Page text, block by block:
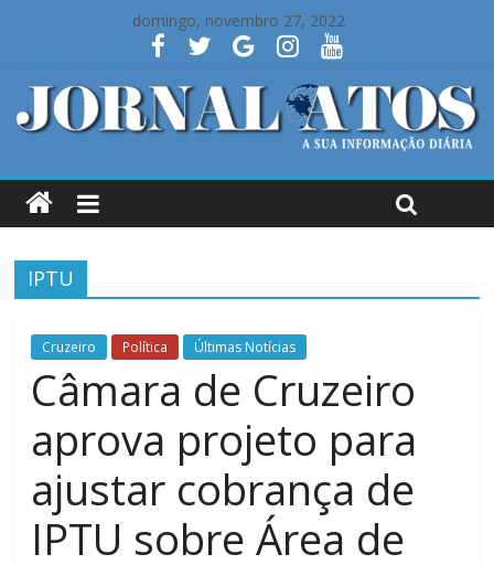
domingo, novembro 27, 2022
IPTU
Cruzeiro Política Últimas Notícias
Câmara de Cruzeiro
aprova projeto para
ajustar cobrança de
IPTU sobre Área de